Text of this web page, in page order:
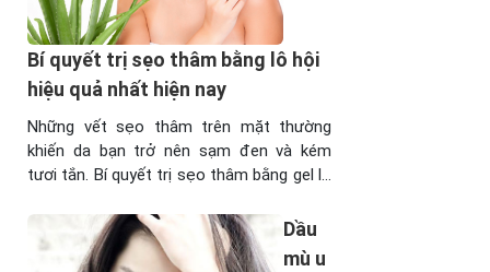
Bí quyết trị sẹo thâm bằng lô hội
hiệu quả nhất hiện nay
Những vết sẹo thâm trên mặt thường
khiến da bạn trở nên sạm đen và kém
tươi tắn. Bí quyết trị sẹo thâm bằng gel lô
da của mình. >>Xem thêm: Có cách nào
trị sẹo thâm trên mặt nhanh nhất? Bí
Dầu
mù u